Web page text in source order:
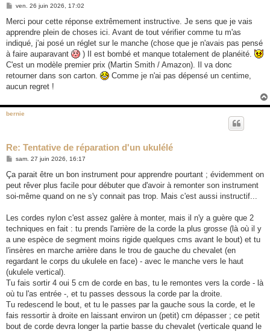
M
s
a
g
ven. 26 juin 2026, 17:02
Merci pour cette réponse extrêmement instructive. Je sens que je vais
apprendre plein de choses ici. Avant de tout vérifier comme tu m'as
indiqué, j'ai posé un réglet sur le manche (chose que je n'avais pas pensé
à faire auparavant
) Il est bombé et manque totalement de planéité.
C'est un modèle premier prix (Martin Smith / Amazon). Il va donc
retourner dans son carton.
Comme je n'ai pas dépensé un centime,
aucun regret !
bernie
Re: Tentative de réparation d'un ukulélé
M
s
a
g
sam. 27 juin 2026, 16:17
Ça parait être un bon instrument pour apprendre pourtant ; évidemment on
peut rêver plus facile pour débuter que d'avoir à remonter son instrument
soi-même quand on ne s'y connait pas trop. Mais c'est aussi instructif...
Les cordes nylon c'est assez galère à monter, mais il n'y a guère que 2
techniques en fait : tu prends l'arrière de la corde la plus grosse (là où il y
a une espèce de segment moins rigide quelques cms avant le bout) et tu
l'insères en marche arrière dans le trou de gauche du chevalet (en
regardant le corps du ukulele en face) - avec le manche vers le haut
(ukulele vertical).
Tu fais sortir 4 oui 5 cm de corde en bas, tu le remontes vers la corde - là
où tu l'as entrée -, et tu passes dessous la corde par la droite.
Tu redescend le bout, et tu le passes par la gauche sous la corde, et le
fais ressortir à droite en laissant environ un (petit) cm dépasser ; ce petit
bout de corde devra longer la partie basse du chevalet (verticale quand le